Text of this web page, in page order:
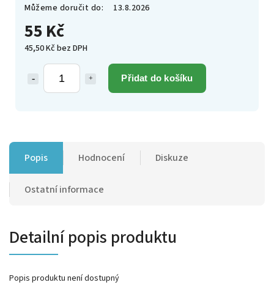
55 Kč
45,50 Kč bez DPH
Přidat do košíku
Můžeme doručit do:
13.8.2026
Popis Hodnocení Diskuze
Ostatní informace
Detailní popis produktu
Popis produktu není dostupný